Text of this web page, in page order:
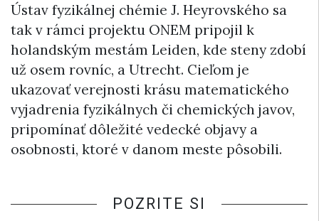
Ústav fyzikálnej chémie J. Heyrovského sa
tak v rámci projektu ONEM pripojil k
holandským mestám Leiden, kde steny zdobí
už osem rovníc, a Utrecht. Cieľom je
ukazovať verejnosti krásu matematického
vyjadrenia fyzikálnych či chemických javov,
pripomínať dôležité vedecké objavy a
osobnosti, ktoré v danom meste pôsobili.
POZRITE SI